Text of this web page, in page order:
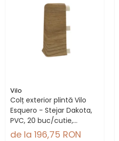
Vilo
Colț exterior plintă Vilo
Esquero - Stejar Dakota,
PVC, 20 buc/cutie,
compatibil plintă 66.6
de la 196,75 RON